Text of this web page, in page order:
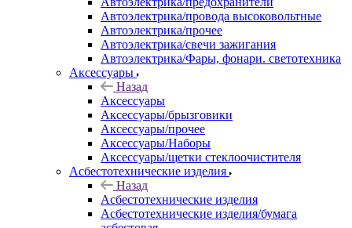
Автоэлектрика/провода высоковольтные
Автоэлектрика/прочее
Автоэлектрика/свечи зажигания
Автоэлектрика/Фары, фонари. светотехника
Аксессуары
Назад
Аксессуары
Аксессуары/брызговики
Аксессуары/прочее
Аксессуары/Наборы
Аксессуары/щетки стеклоочистителя
Асбестотехнические изделия
Назад
Асбестотехнические изделия
Асбестотехнические изделия/бумага